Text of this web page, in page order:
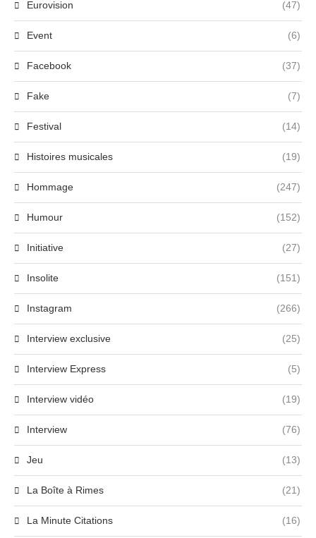
Eurovision (47)
Event (6)
Facebook (37)
Fake (7)
Festival (14)
Histoires musicales (19)
Hommage (247)
Humour (152)
Initiative (27)
Insolite (151)
Instagram (266)
Interview exclusive (25)
Interview Express (5)
Interview vidéo (19)
Interview (76)
Jeu (13)
La Boîte à Rimes (21)
La Minute Citations (16)